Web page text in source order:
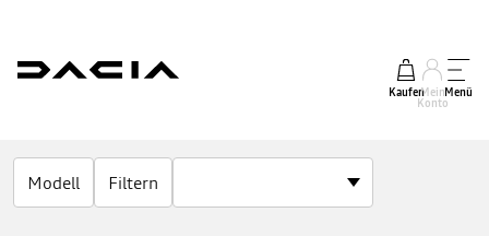
KaufenMein
Konto
Menü
Modell Filtern